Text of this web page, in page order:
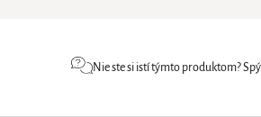
Nie ste si istí týmto produktom?